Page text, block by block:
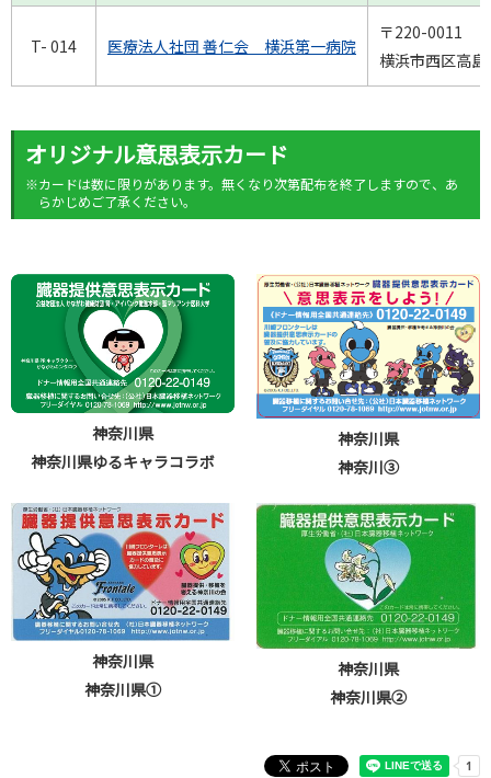
T- 014 医療法人社団 善仁会 横浜第一病院
〒220-0011
横浜市西区高
オリジナル意思表示カード
※カードは数に限りがあります。無くなり次第配布を終了しますので、あ
らかじめご了承ください。
神奈川県
神奈川県ゆるキャラコラボ
神奈川県
神奈川③
神奈川県
神奈川県①
神奈川県
神奈川県②